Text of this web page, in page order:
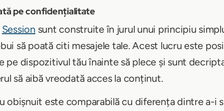
pe confidențialitate
Session sunt construite în jurul unui principiu
să poată citi mesajele tale. Acest lucru este
pe dispozitivul tău înainte să plece și sunt
să aibă vreodată acces la conținut.
obișnuit este comparabilă cu diferența dintre a-i